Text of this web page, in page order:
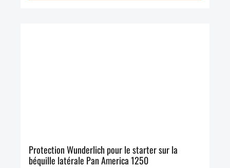
Protection Wunderlich pour le starter sur la
béquille latérale Pan America 1250